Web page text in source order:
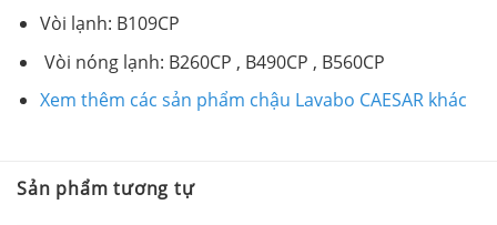
Vòi lạnh: B109CP
Vòi nóng lạnh: B260CP , B490CP , B560CP
Xem thêm các sản phẩm chậu Lavabo CAESAR khác
Sản phẩm tương tự